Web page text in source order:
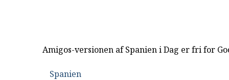
Amigos-versionen af Spanien i Dag er fri for
Spanien